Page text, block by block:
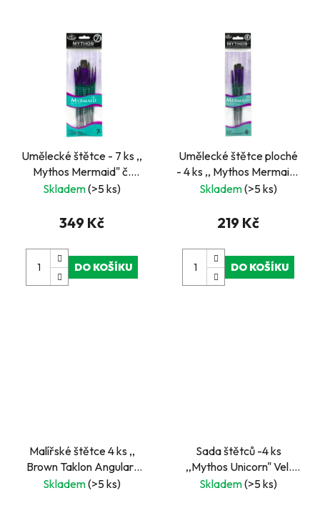
Umělecké štětce - 7 ks ,,
Mythos Mermaid" č.
3,5,10,1,4,8, 3/4
Skladem(>5 ks)
349 Kč
DO KOŠÍKU
Umělecké štětce ploché
- 4 ks ,, Mythos Mermaid"
2,4,8,12
Skladem(>5 ks)
219 Kč
DO KOŠÍKU
Malířské štětce 4 ks ,,
Brown Taklon Angular"
Vel. 3,6,10,13 mm
Skladem(>5 ks)
Sada štětců -4 ks
,,Mythos Unicorn" Vel.
3,6,10,13 mm
Skladem(>5 ks)